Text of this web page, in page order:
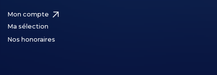
Mon compte
Ma sélection
Nos honoraires